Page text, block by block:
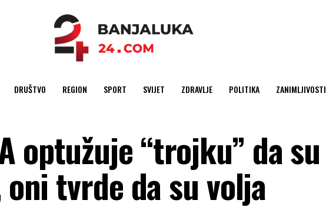
DRUŠTVO REGION SPORT SVIJET ZDRAVLJE POLITIKA ZANIMLJIVOSTI
optužuje “trojku” da su
tvrde da su volja